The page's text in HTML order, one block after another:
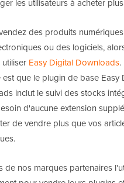
les utilisateurs à acheter
des produits
ou des logiciels,
Easy Digital Downloads
est que le plugin de base Easy
inclut le suivi des stocks
d'aucune extension
de vendre plus que vos
de nos marques partenaires